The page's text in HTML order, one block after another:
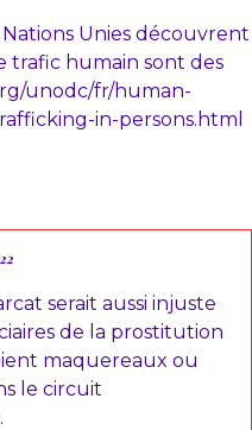
Unies découvrent
trafic humain sont des
unodc/fr/human-
in-persons.html
serait aussi injuste
de la prostitution
maquereaux ou
le circuit